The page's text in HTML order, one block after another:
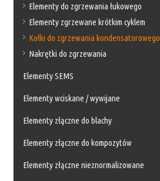
Elementy do zgrzewania łukowego
Elementy zgrzewane krótkim cyklem
Kołki do zgrzewania kondensatorowego
Nakrętki do zgrzewania
Elementy SEMS
Elementy wciskane / wywijane
Elementy złączne do blachy
Elementy złączne do kompozytów
Elementy złączne nieznormalizowane